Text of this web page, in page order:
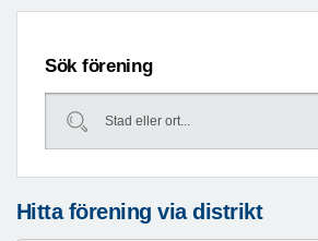
Sök förening
Hitta förening via distrikt